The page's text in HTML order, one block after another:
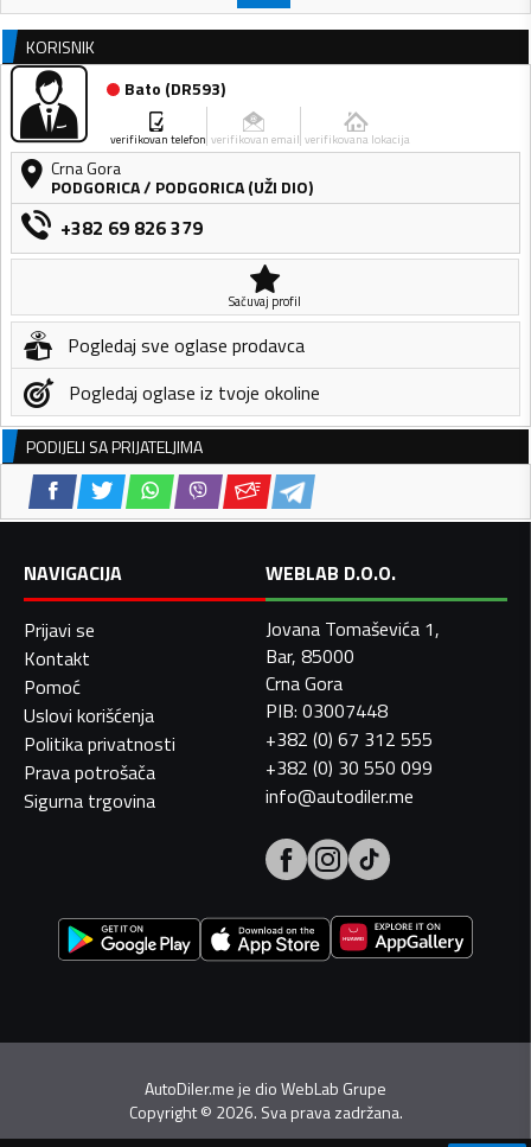
KORISNIK
Bato (DR593)
verifikovan telefon verifikovan email verifikovana lokacija
Crna Gora
PODGORICA/ PODGORICA (UŽI DIO)
+382 69 826 379
Sačuvaj profil
Pogledaj sve oglase prodavca
Pogledaj oglase iz tvoje okoline
PODIJELI SA PRIJATELJIMA
NAVIGACIJA
Prijavi se
Kontakt
Pomoć
Uslovi korišćenja
Politika privatnosti
Prava potrošača
Sigurna trgovina
WEBLAB D.O.O.
Jovana Tomaševića 1,
Bar, 85000
Crna Gora
PIB: 03007448
+382 (0) 67 312 555
+382 (0) 30 550 099
info@autodiler.me
AutoDiler.me je dioWebLab Grupe
Copyright© 2026. Sva prava zadržana.